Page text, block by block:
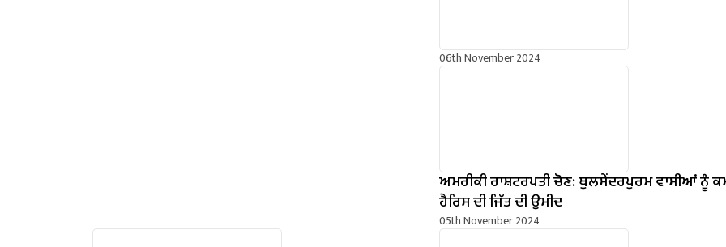
06th November 2024
ਅਮਰੀਕੀ ਰਾਸ਼ਟਰਪਤੀ ਚੋਣ: ਥੁਲਸੇਂਦਰਪੁਰਮ ਵਾਸੀਆਂ ਨੂੰ
ਹੈਰਿਸ ਦੀ ਜਿੱਤ ਦੀ ਉਮੀਦ
05th November 2024